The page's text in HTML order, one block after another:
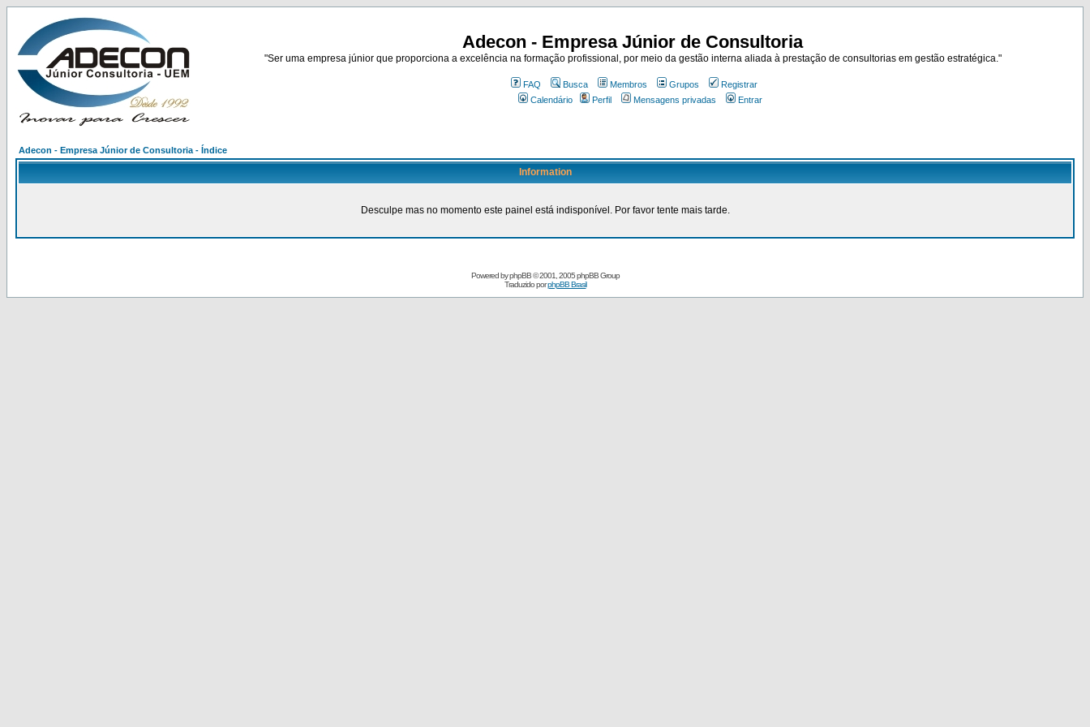
Adecon - Empresa Júnior de Consultoria
"Ser uma empresa júnior que proporciona a excelência na formação profissional, por meio da gestão interna aliada à prestação de consultorias em gestão estratégica."
FAQ Busca Membros Grupos
Registrar
Calendário
Perfil Mensagens privadas Entrar
Adecon - Empresa Júnior de Consultoria - Índice
Information
Desculpe mas no momento este painel está indisponível. Por favor tente mais tarde.
Powered byphpBB© 2001, 2005 phpBB Group
Traduzido porphpBB Brasil